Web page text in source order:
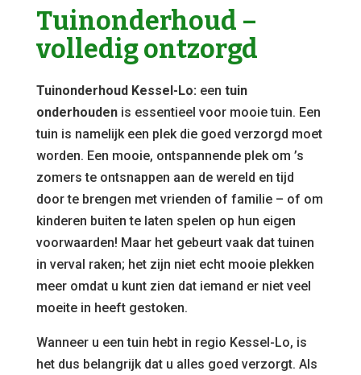
Tuinonderhoud –
volledig ontzorgd
Tuinonderhoud Kessel-Lo: een tuin
onderhoudenis essentieel voor mooie tuin. Een
tuin is namelijk een plek die goed verzorgd moet
worden. Een mooie, ontspannende plek om ’s
zomers te ontsnappen aan de wereld en tijd
door te brengen met vrienden of familie – of om
kinderen buiten te laten spelen op hun eigen
voorwaarden! Maar het gebeurt vaak dat tuinen
in verval raken; het zijn niet echt mooie plekken
meer omdat u kunt zien dat iemand er niet veel
moeite in heeft gestoken.
Wanneer u een tuin hebt in regio Kessel-Lo, is
het dus belangrijk dat u alles goed verzorgt. Als